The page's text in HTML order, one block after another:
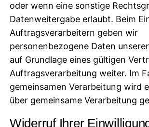
oder wenn eine sonstige
Datenweitergabe erlaubt. Beim
Auftragsverarbeitern geben wir
personenbezogene Daten
auf Grundlage eines gültigen
Auftragsverarbeitung weiter. Im
gemeinsamen Verarbeitung wird
über gemeinsame Verarbeitung
Widerruf Ihrer